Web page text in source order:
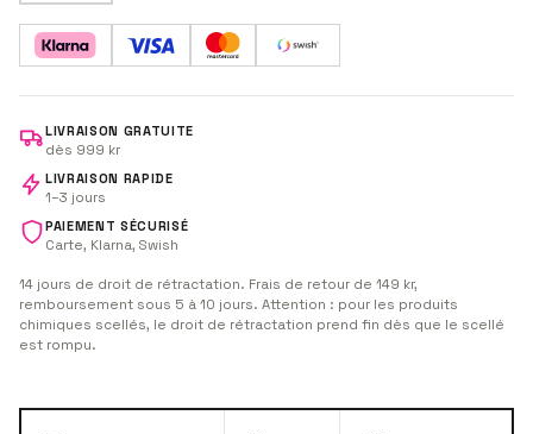
LIVRAISON GRATUITE
dès 999 kr
LIVRAISON RAPIDE
1–3 jours
PAIEMENT SÉCURISÉ
Carte, Klarna, Swish
14 jours de droit de rétractation. Frais de retour de 149 kr,
remboursement sous 5 à 10 jours. Attention : pour les produits
chimiques scellés, le droit de rétractation prend fin dès que le scellé
est rompu.